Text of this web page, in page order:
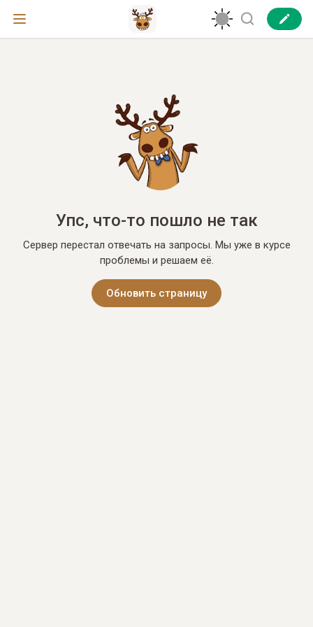
Упс, что-то пошло не так
Сервер перестал отвечать на запросы. Мы уже в курсе
проблемы и решаем её.
Обновить страницу